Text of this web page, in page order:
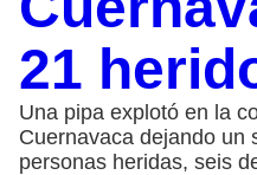
21
Una pipa explotó en la
Cuernavaca dejando un
personas heridas, seis